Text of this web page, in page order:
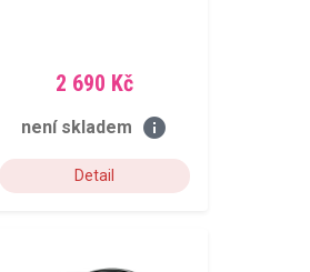
2 690 Kč
není skladem info
Detail